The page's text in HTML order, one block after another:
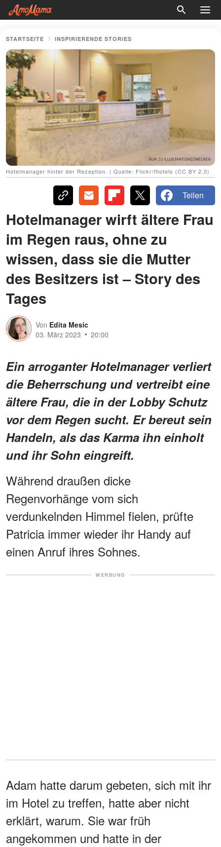
STARTSEITE INSPIRIERENDE STORIES
Hotelmanager hinter der Rezeption. | Quelle: Flickr/fhotels (CC BY 2.0)
Teilen
Hotelmanager wirft ältere Frau
im Regen raus, ohne zu
wissen, dass sie die Mutter
des Besitzers ist – Story des
Tages
Von Edita Mesic
03. März 2023
20:00
Ein arroganter Hotelmanager verliert
die Beherrschung und vertreibt eine
ältere Frau, die in der Lobby Schutz
vor dem Regen sucht. Er bereut sein
Handeln, als das Karma ihn einholt
und ihr Sohn eingreift.
Während draußen dicke
Regenvorhänge vom sich
verdunkelnden Himmel fielen, prüfte
Patricia immer wieder ihr Handy auf
einen Anruf ihres Sohnes.
WERBUNG
Adam hatte darum gebeten, sich mit ihr
im Hotel zu treffen, hatte aber nicht
erklärt, warum. Sie war früh
angekommen und hatte in der